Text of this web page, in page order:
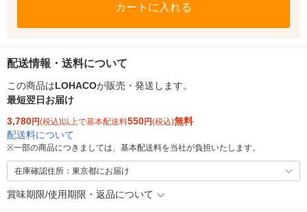
カートに入れる
配送情報・送料について
この商品はLOHACOが販売・発送します。
最短翌日お届け
3,780円(税込)以上で基本配送料550円(税込)無料
配送料について
※一部の商品につきましては、基本配送料を当社が負担いたします。
在庫確認住所：東京都にお届け
賞味期限/使用期限・返品について